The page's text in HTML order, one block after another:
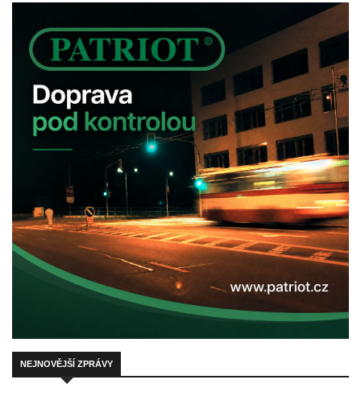
NEJNOVĚJŠÍ ZPRÁVY